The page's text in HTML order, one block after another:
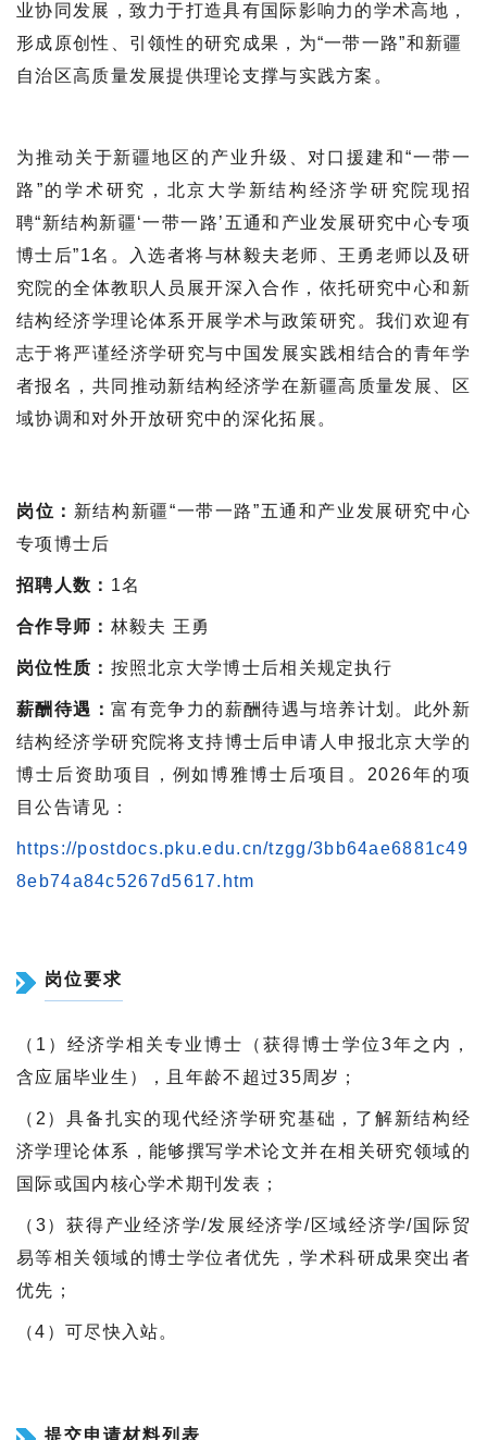
业协同发展，致力于打造具有国际影响力的学术高地，
形成原创性、引领性的研究成果，为“一带一路”和新疆
自治区高质量发展提供理论支撑与实践方案。
为推动关于新疆地区的产业升级、对口援建和“一带一
路”的学术研究，北京大学新结构经济学研究院现招
聘“新结构新疆‘一带一路’五通和产业发展研究中心专项
博士后”1名。入选者将与林毅夫老师、王勇老师以及研
究院的全体教职人员展开深入合作，依托研究中心和新
结构经济学理论体系开展学术与政策研究。我们欢迎有
志于将严谨经济学研究与中国发展实践相结合的青年学
者报名，共同推动新结构经济学在新疆高质量发展、区
域协调和对外开放研究中的深化拓展。
岗位： 新结构新疆“一带一路”五通和产业发展研究中心
专项博士后
招聘人数： 1名
合作导师： 林毅夫 王勇
岗位性质： 按照北京大学博士后相关规定执行
薪酬待遇：富有竞争力的薪酬待遇与培养计划。此外新
结构经济学研究院将支持博士后申请人申报北京大学的
博士后资助项目，例如博雅博士后项目。2026年的项
目公告请见：
https://postdocs.pku.edu.cn/tzgg/3bb64ae6881c49
8eb74a84c5267d5617.htm
岗位要求
（1）经济学相关专业博士（获得博士学位3年之内，
含应届毕业生），且年龄不超过35周岁；
（2）具备扎实的现代经济学研究基础，了解新结构经
济学理论体系，能够撰写学术论文并在相关研究领域的
国际或国内核心学术期刊发表；
（3）获得产业经济学/发展经济学/区域经济学/国际贸
易等相关领域的博士学位者优先，学术科研成果突出者
优先；
（4）可尽快入站。
提交申请材料列表